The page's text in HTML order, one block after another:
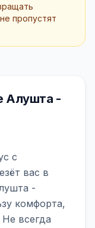
пропустят
Алушта -
с
вас в
-
комфорта,
всегда